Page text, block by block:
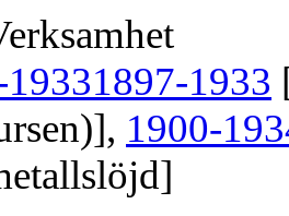
1897-1933
1900-